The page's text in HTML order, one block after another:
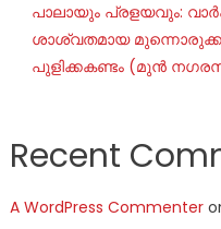
പാലായും പ്രളയവും:
ശാശ്വതമായ
പുളിക്കകണ്ടം (മുൻ
Recent
A WordPress Commenter